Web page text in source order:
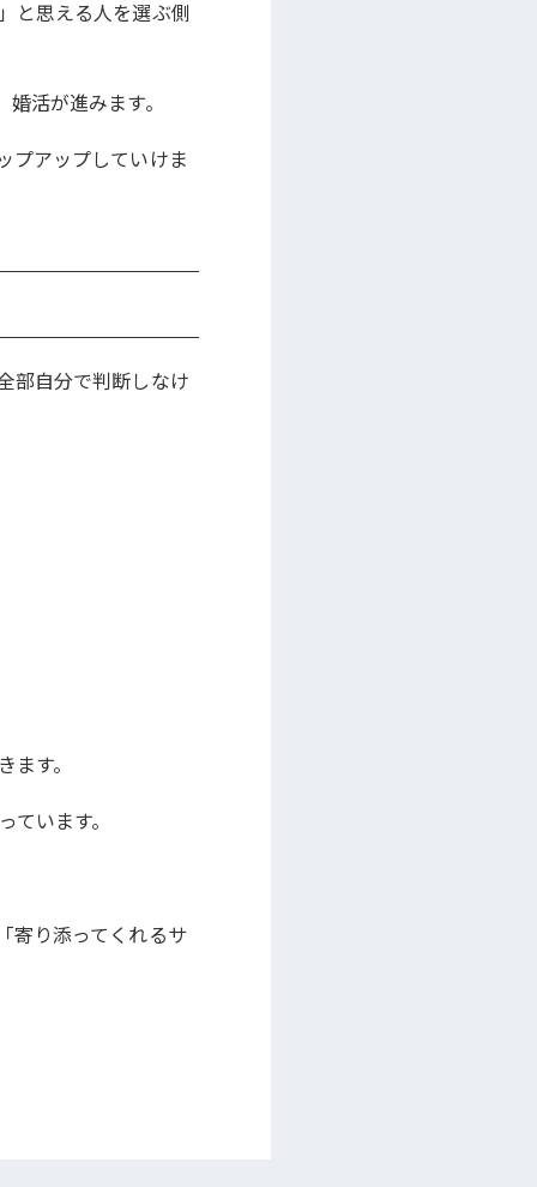
と思える人を選ぶ側
活が進みます。
プアップしていけま
部自分で判断しなけ
す。
います。
寄り添ってくれるサ